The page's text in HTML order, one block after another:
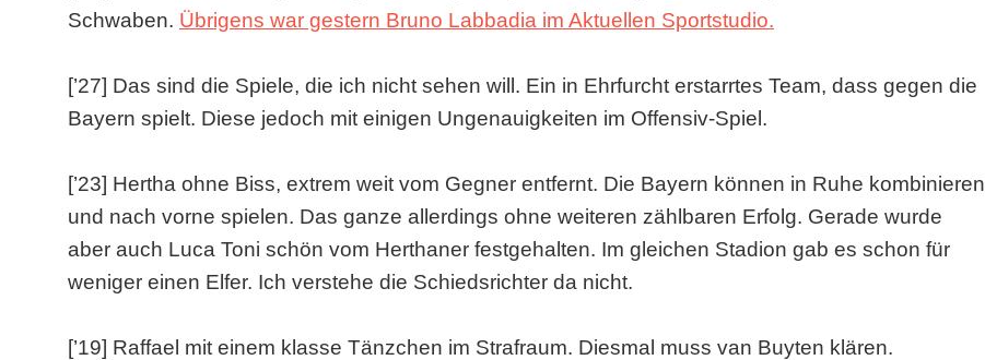
Schwaben. Übrigens war gestern Bruno Labbadia im Aktuellen Sportstudio.
[’27] Das sind die Spiele, die ich nicht sehen will. Ein in Ehrfurcht erstarrtes Team, dass gegen die
Bayern spielt. Diese jedoch mit einigen Ungenauigkeiten im Offensiv-Spiel.
[’23] Hertha ohne Biss, extrem weit vom Gegner entfernt. Die Bayern können in Ruhe kombinieren
und nach vorne spielen. Das ganze allerdings ohne weiteren zählbaren Erfolg. Gerade wurde
aber auch Luca Toni schön vom Herthaner festgehalten. Im gleichen Stadion gab es schon für
weniger einen Elfer. Ich verstehe die Schiedsrichter da nicht.
[’19] Raffael mit einem klasse Tänzchen im Strafraum. Diesmal muss van Buyten klären.